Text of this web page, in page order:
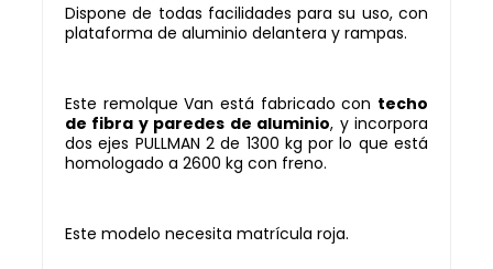
Dispone de todas facilidades para su uso, con
plataforma de aluminio delantera y rampas.
Este remolque Van está fabricado con techo
de fibra y paredes de aluminio, y incorpora
dos ejes PULLMAN 2 de 1300 kg por lo que está
homologado a 2600 kg con freno.
Este modelo necesita matrícula roja.